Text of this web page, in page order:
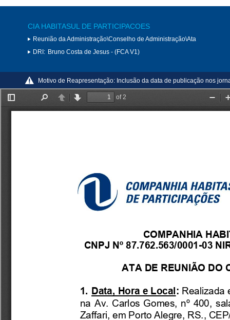
CIA HABITASUL DE PARTICIPACOES
Reunião da Administração\Conselho de Administração\Ata
DRI: Bruno Costa de Jesus - (FCA V1)
Motivo de Reapresentação: Inclusão da data de publicação nos